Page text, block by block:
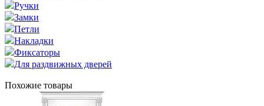
Ручки
Замки
Петли
Накладки
Фиксаторы
Для раздвижных дверей
Похожие товары